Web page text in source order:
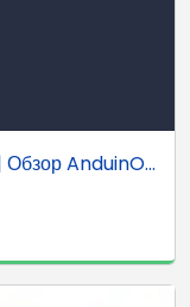
Обзор AnduinO...